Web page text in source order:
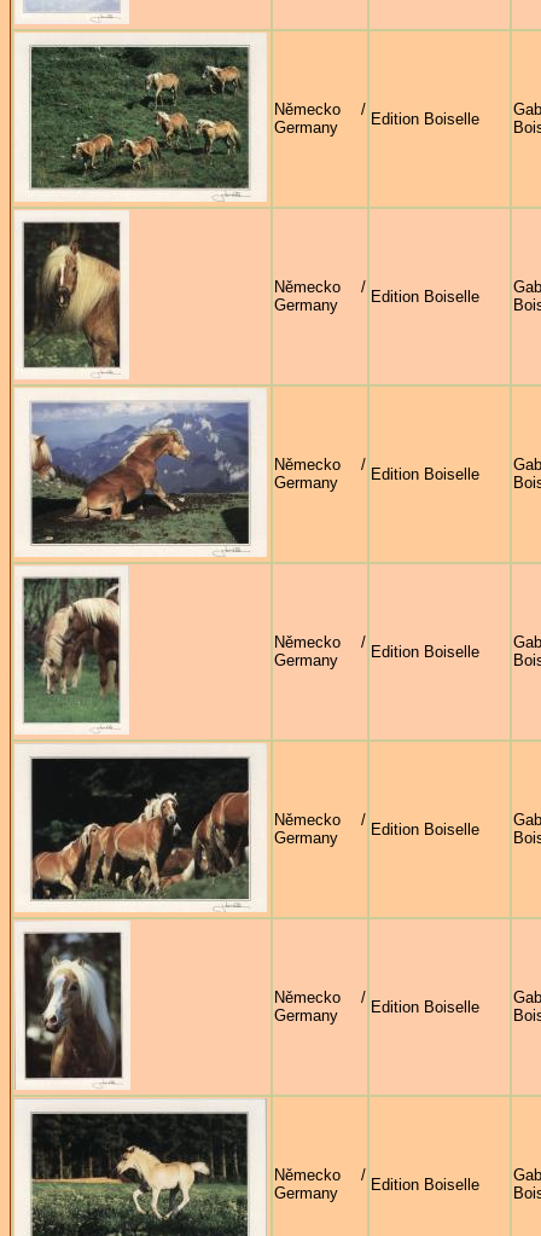
Německo /
Germany
Edition Boiselle
Německo /
Germany
Edition Boiselle
Německo /
Germany
Edition Boiselle
Německo /
Germany
Edition Boiselle
Německo /
Germany
Edition Boiselle
Německo /
Germany
Edition Boiselle
Německo /
Germany
Edition Boiselle